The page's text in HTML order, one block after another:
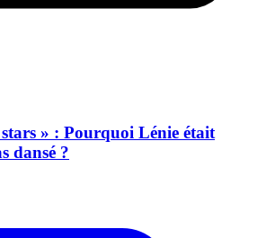
stars » : Pourquoi Lénie était
dansé ?